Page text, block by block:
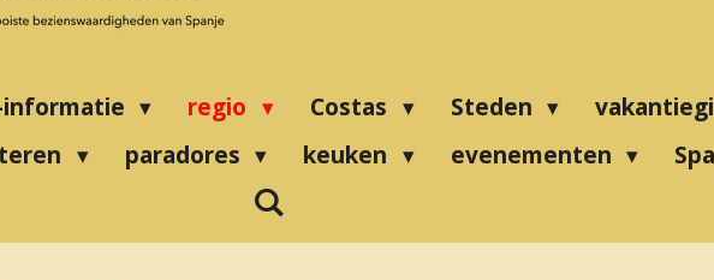
regio Costas Steden
paradores keuken evenementen